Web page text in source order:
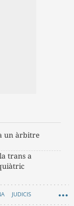
un àrbitre
trans a
JUDICIS